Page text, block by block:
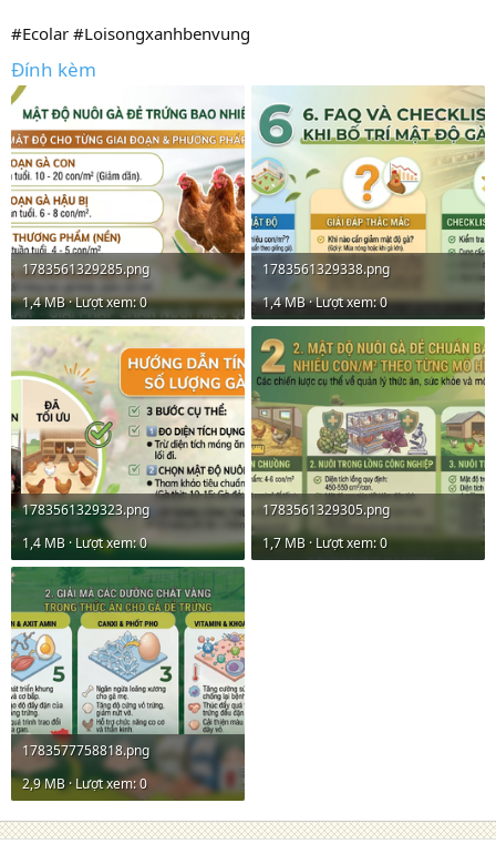
#Ecolar #Loisongxanhbenvung
Đính kèm
1783561329285.png
1,4 MB · Lượt xem: 0
1783561329338.png
1,4 MB · Lượt xem: 0
1783561329323.png
1,4 MB · Lượt xem: 0
1783561329305.png
1,7 MB · Lượt xem: 0
1783577758818.png
2,9 MB · Lượt xem: 0